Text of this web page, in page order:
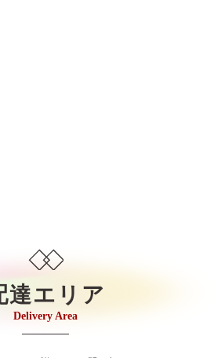
達エリア
Delivery Area